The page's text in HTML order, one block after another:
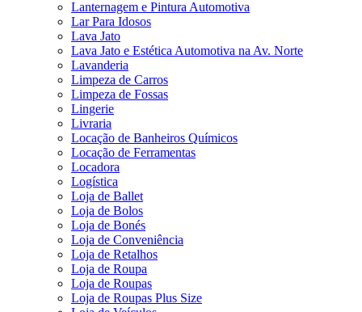
Lanternagem e Pintura Automotiva
Lar Para Idosos
Lava Jato
Lava Jato e Estética Automotiva na Av. Norte
Lavanderia
Limpeza de Carros
Limpeza de Fossas
Lingerie
Livraria
Locação de Banheiros Químicos
Locação de Ferramentas
Locadora
Logística
Loja de Ballet
Loja de Bolos
Loja de Bonés
Loja de Conveniência
Loja de Retalhos
Loja de Roupa
Loja de Roupas
Loja de Roupas Plus Size